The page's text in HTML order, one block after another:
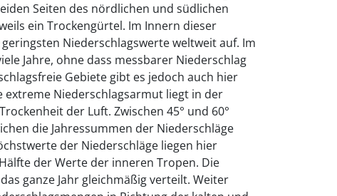
Seiten des nördlichen und südlichen
ein Trockengürtel. Im Innern dieser
Niederschlagswerte weltweit auf. Im
Jahre, ohne dass messbarer Niederschlag
Gebiete gibt es jedoch auch hier
extreme Niederschlagsarmut liegt in der
der Luft. Zwischen 45° und 60°
die Jahressummen der Niederschläge
der Niederschläge liegen hier
der Werte der inneren Tropen. Die
ganze Jahr gleichmäßig verteilt. Weiter